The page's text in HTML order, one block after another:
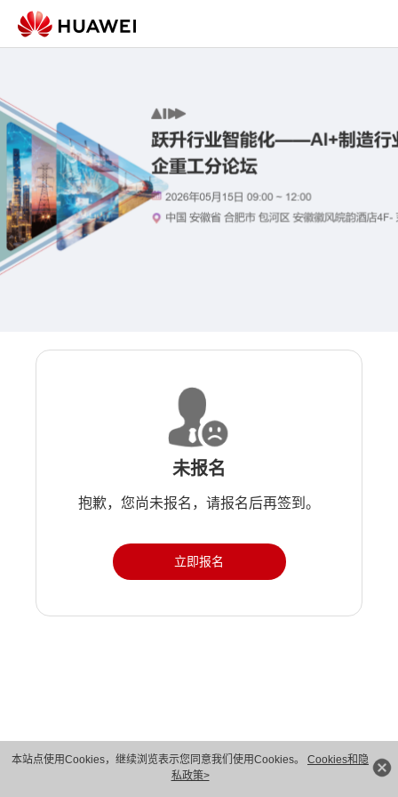
本站点使用Cookies，继续浏览表示您同意我们使用Cookies。 Cookies和隐
私政策>
未报名
抱歉，您尚未报名，请报名后再签到。
立即报名
版权所有 © 华为技术有限公司 1998-2026。 保留一切权利。粤A2-20044005号
隐私保护
法律声明